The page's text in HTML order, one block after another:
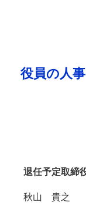
役員の人
退任予定取締
秋山 貴之